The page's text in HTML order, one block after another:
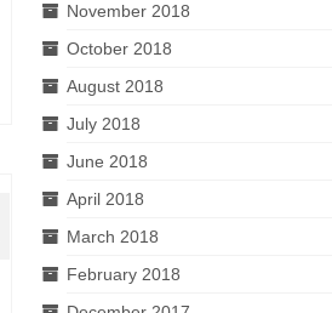
November 2018
October 2018
August 2018
July 2018
June 2018
April 2018
March 2018
February 2018